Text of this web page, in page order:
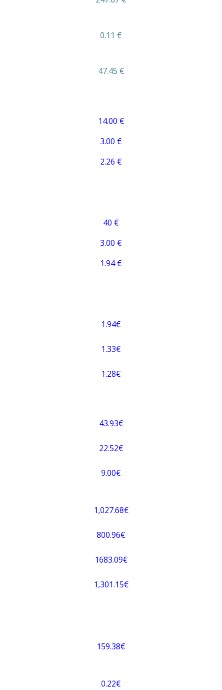
0.11 €
47.45 €
14.00 €
3.00 €
2.26 €
40 €
3.00 €
1.94 €
1.94€
1.33€
1.28€
43.93€
22.52€
9.00€
1,027.68€
800.96€
1683.09€
1,301.15€
159.38€
0.22€